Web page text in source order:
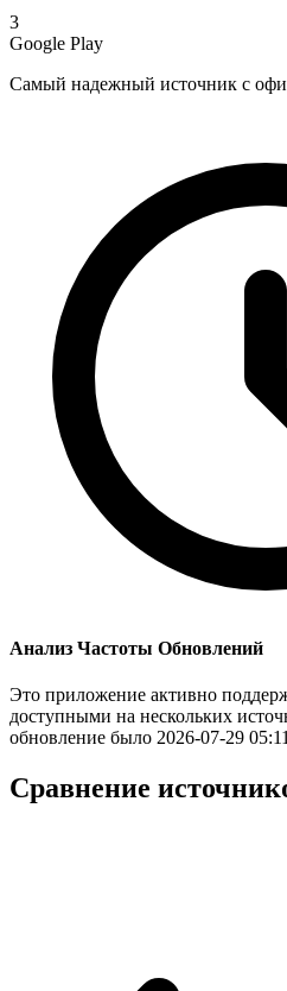
3
Google Play
Самый надежный источник с
Анализ Частоты Обновлений
Это приложение активно
доступными на нескольких
обновление было 2026-07-29
Сравнение